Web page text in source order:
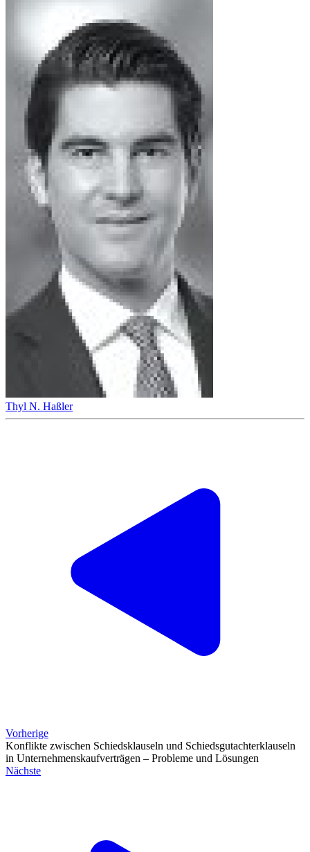
Thyl N. Haßler
Vorherige
Konflikte zwischen Schiedsklauseln und Schiedsgutachterklauseln
in Unternehmenskaufverträgen – Probleme und Lösungen
Nächste